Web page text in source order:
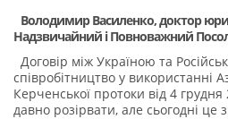
Володимир Василенко, доктор
Надзвичайний і Повноважний
Договір між Україною та
співробітництво у використанні
Керченської протоки від 4
давно розірвати, але сьогодні це